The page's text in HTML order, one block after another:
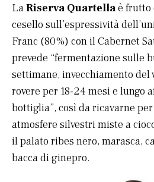
LaRiserva Quartellaè frutto
cesello sull’espressività
Franc (80%) con il Cabernet
prevede “fermentazione sulle
settimane, invecchiamento
rovere per 18-24 mesi e lungo
bottiglia”, così da ricavarne
atmosfere silvestri miste a
il palato ribes nero, marasca,
bacca di ginepro.